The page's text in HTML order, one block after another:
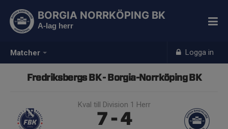
Matcher Logga in
BORGIA NORRKÖPING BK
A-lag herr
Fredriksbergs BK - Borgia-Norrköping BK
Kval till Division 1 Herr
7 - 4